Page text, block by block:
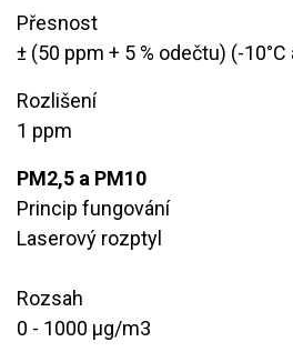
Přesnost
​± (50 ppm + 5 % odečtu) (-10°C
Rozlišení
1 ppm
PM2,5 a PM10
Princip fungování
Laserový rozptyl
Rozsah
​0 - 1000 μg/m3